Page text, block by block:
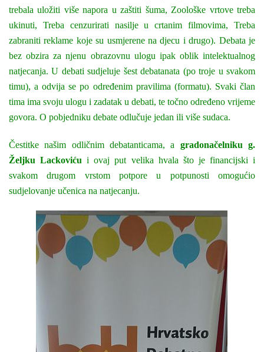
trebala uložiti više napora u zaštiti šuma, Zoološke vrtove treba
ukinuti, Treba cenzurirati nasilje u crtanim filmovima, Treba
zabraniti reklame koje su usmjerene na djecu i drugo). Debata je
bez obzira za njenu obrazovnu ulogu ipak oblik intelektualnog
natjecanja. U debati sudjeluje šest debatanata (po troje u svakom
timu), a odvija se po određenim pravilima (formatu). Svaki član
tima ima svoju ulogu i zadatak u debati, te točno određeno vrijeme
govora. O pobjedniku debate odlučuje jedan ili više sudaca.
Čestitke našim odličnim debatanticama, a gradonačelniku g.
Željku Lackoviću i ovaj put velika hvala što je financijski i
svakom drugom vrstom potpore u potpunosti omogućio
sudjelovanje učenica na natjecanju.